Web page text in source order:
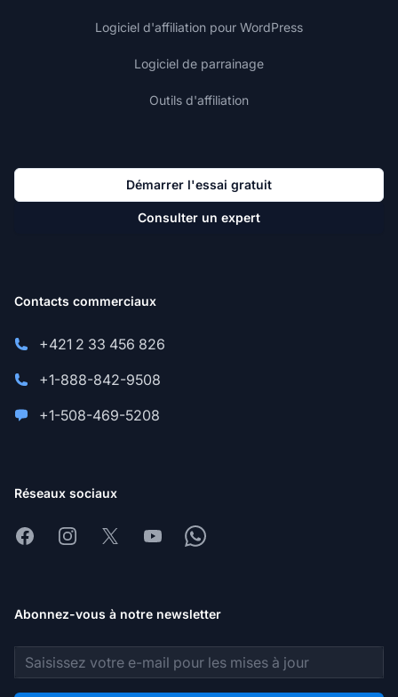
Logiciel d'affiliation pour WordPress
Logiciel de parrainage
Outils d'affiliation
Démarrer l'essai gratuit
Consulter un expert
Contacts commerciaux
+421 2 33 456 826
+1-888-842-9508
+1-508-469-5208
Réseaux sociaux
FacebookInstagram
X YoutubeWhatsapp
Abonnez-vous à notre newsletter
Adresse e-mail